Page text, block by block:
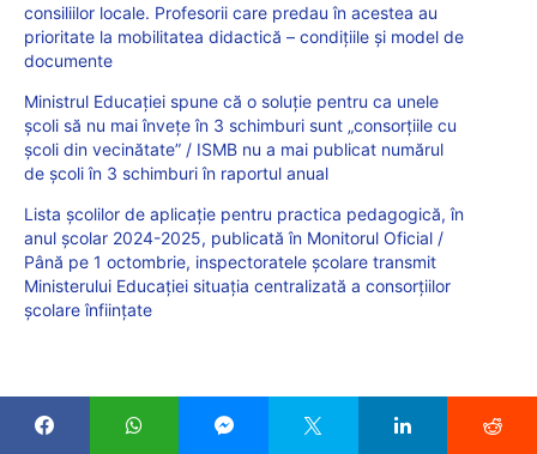
consiliilor locale. Profesorii care predau în acestea au
prioritate la mobilitatea didactică – condițiile și model de
documente
Ministrul Educației spune că o soluție pentru ca unele
școli să nu mai învețe în 3 schimburi sunt „consorțiile cu
școli din vecinătate” / ISMB nu a mai publicat numărul
de școli în 3 schimburi în raportul anual
Lista școlilor de aplicație pentru practica pedagogică, în
anul școlar 2024-2025, publicată în Monitorul Oficial /
Până pe 1 octombrie, inspectoratele școlare transmit
Ministerului Educației situația centralizată a consorțiilor
școlare înființate